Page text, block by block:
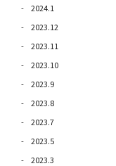
2024.1
2023.12
2023.11
2023.10
2023.9
2023.8
2023.7
2023.5
2023.3